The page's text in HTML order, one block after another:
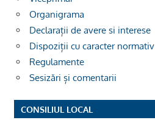
Organigrama
Declarații de avere si interese
Dispoziții cu caracter normativ
Regulamente
Sesizări și comentarii
CONSILIUL LOCAL